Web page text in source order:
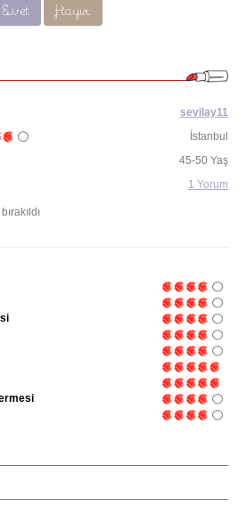
Evet Hayır
sevilay11
İstanbul
45-50 Yaş
1 Yorum